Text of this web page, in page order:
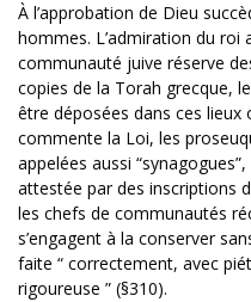
À l’approbation de Dieu
hommes. L’admiration du roi
communauté juive réserve
copies de la Torah grecque,
être déposées dans ces
commente la Loi, les
appelées aussi
attestée par des inscriptions
les chefs de communautés
s’engagent à la conserver
faite “ correctement, avec
rigoureuse ” (§310).